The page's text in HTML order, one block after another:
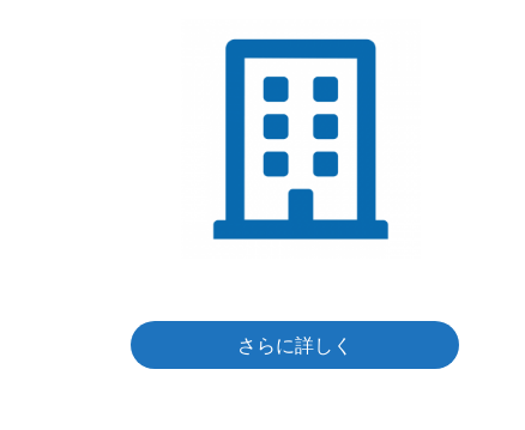
さらに詳しく